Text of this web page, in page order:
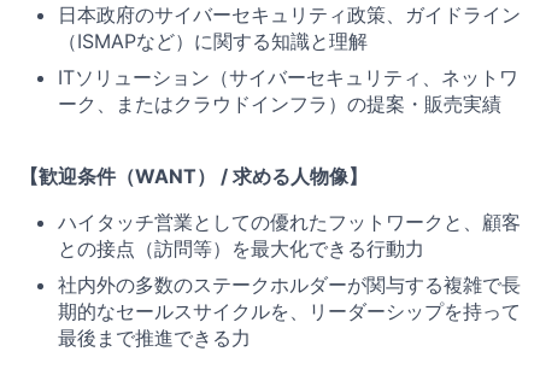
日本政府のサイバーセキュリティ政策、ガイドライン
（ISMAPなど）に関する知識と理解
ITソリューション（サイバーセキュリティ、ネットワ
ーク、またはクラウドインフラ）の提案・販売実績
【歓迎条件（WANT） / 求める人物像】
ハイタッチ営業としての優れたフットワークと、顧客
との接点（訪問等）を最大化できる行動力
社内外の多数のステークホルダーが関与する複雑で長
期的なセールスサイクルを、リーダーシップを持って
最後まで推進できる力